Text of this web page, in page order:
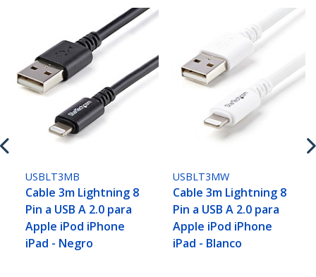
USBLT3MB
Cable 3m Lightning 8
Pin a USB A 2.0 para
Apple iPod iPhone
iPad - Negro
USBLT3MW
Cable 3m Lightning 8
Pin a USB A 2.0 para
Apple iPod iPhone
iPad - Blanco